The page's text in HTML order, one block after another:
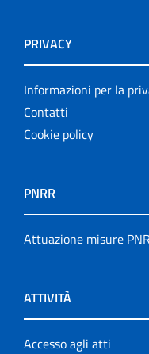
PRIVACY
Informazioni per la
Contatti
Cookie policy
PNRR
Attuazione misure
ATTIVITÀ
Accesso agli atti